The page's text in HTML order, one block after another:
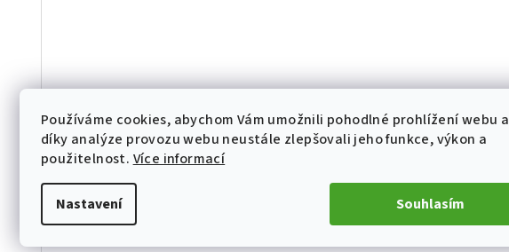
Používáme cookies, abychom Vám umožnili pohodlné prohlížení webu a
díky analýze provozu webu neustále zlepšovali jeho funkce, výkon a
použitelnost. Více informací
Nastavení Souhlasím